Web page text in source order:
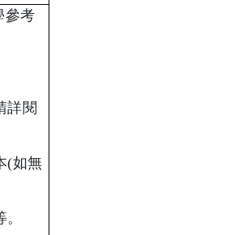
參考
詳閱
(如無